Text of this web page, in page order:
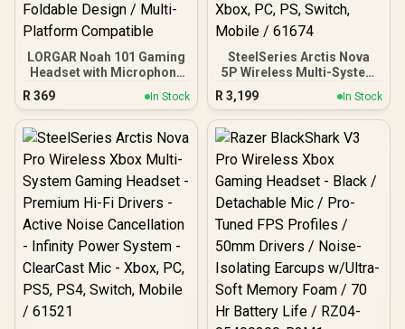
LORGAR Noah 101 Gaming
Headset with Microphone
– Black / 40mm Drivers /
Retractable Mic / 20–
20,000Hz Frequency
Range / 3.5mm Jack / PU
Foldable Design / Multi-
Platform Compatible
R 369 In Stock
SteelSeries Arctis Nova
5P Wireless Multi-System
Gaming Headset - White /
Neodymium Magnetic
Drivers / 100+ Audio
Presets / 60 HR Battery /
Gen2.X Mic / Xbox, PC,
PS, Switch, Mobile / 61674
R 3,199 In Stock